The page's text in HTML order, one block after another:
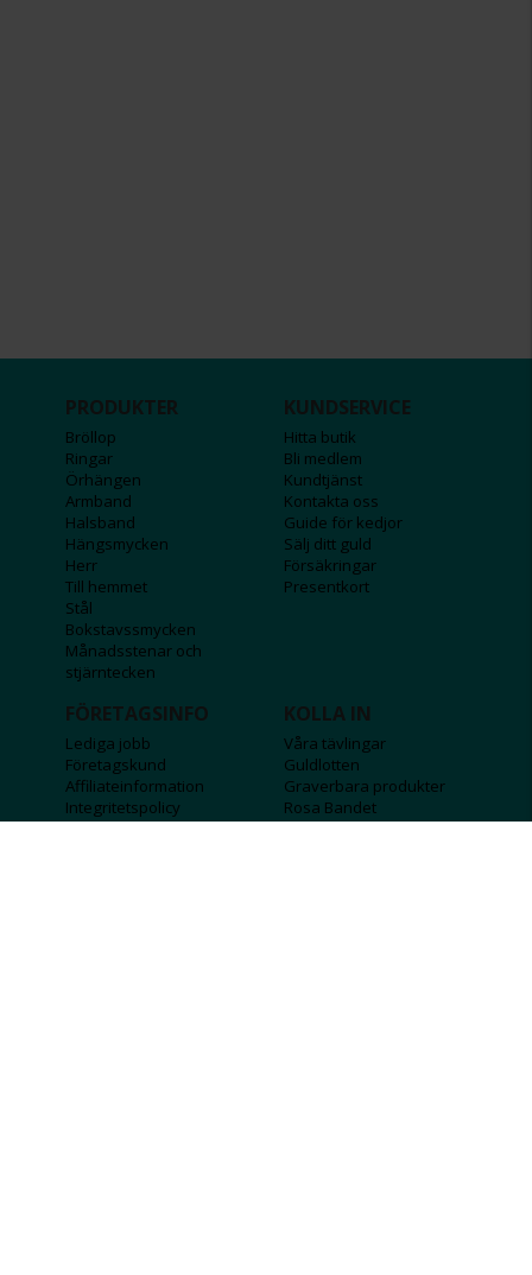
PRODUKTER
Bröllop
Ringar
Örhängen
Armband
Halsband
Hängsmycken
Herr
Till hemmet
Stål
Bokstavssmycken
Månadsstenar och
stjärntecken
KUNDSERVICE
Hitta butik
Bli medlem
Kundtjänst
Kontakta oss
Guide för kedjor
Sälj ditt guld
Försäkringar
Presentkort
FÖRETAGSINFO
Lediga jobb
Företagskund
Affiliateinformation
Integritetspolicy
Köpvillkor
KOLLA IN
Våra tävlingar
Guldlotten
Graverbara produkter
Rosa Bandet
Wolt